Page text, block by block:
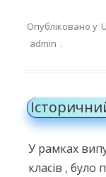
Опубліковано у
admin .
У рамках
класів , було